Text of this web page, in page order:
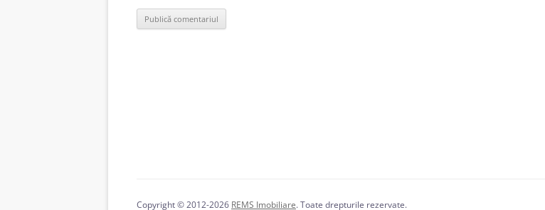
Copyright © 2012-2026 REMS Imobiliare. Toate drepturile rezervate.